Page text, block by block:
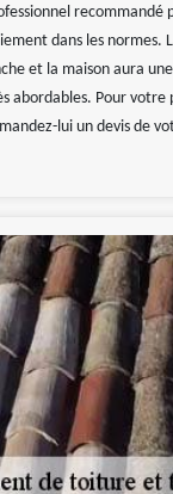
recommandé
dans les normes.
et la maison aura
abordables. Pour
lui un devis de